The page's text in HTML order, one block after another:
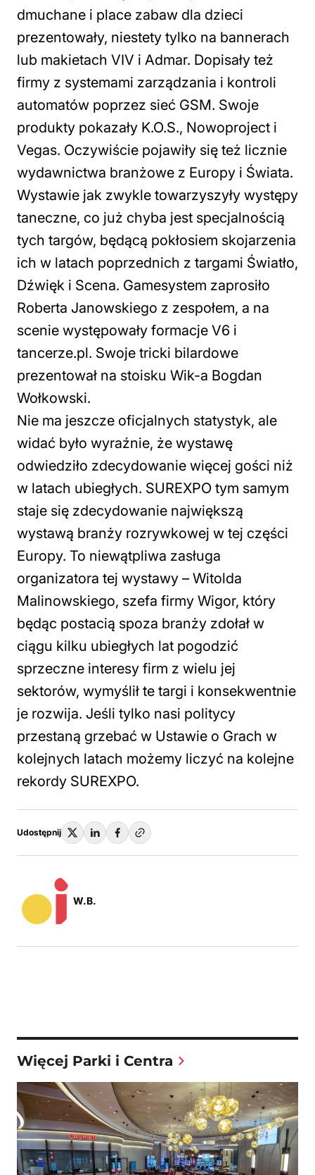
dmuchane i place zabaw dla dzieci
prezentowały, niestety tylko na bannerach
lub makietach VIV i Admar. Dopisały też
firmy z systemami zarządzania i kontroli
automatów poprzez sieć GSM. Swoje
produkty pokazały K.O.S., Nowoproject i
Vegas. Oczywiście pojawiły się też licznie
wydawnictwa branżowe z Europy i Świata.
Wystawie jak zwykle towarzyszyły występy
taneczne, co już chyba jest specjalnością
tych targów, będącą pokłosiem skojarzenia
ich w latach poprzednich z targami Światło,
Dźwięk i Scena. Gamesystem zaprosiło
Roberta Janowskiego z zespołem, a na
scenie występowały formacje V6 i
tancerze.pl. Swoje tricki bilardowe
prezentował na stoisku Wik-a Bogdan
Wołkowski.
Nie ma jeszcze oficjalnych statystyk, ale
widać było wyraźnie, że wystawę
odwiedziło zdecydowanie więcej gości niż
w latach ubiegłych. SUREXPO tym samym
staje się zdecydowanie największą
wystawą branży rozrywkowej w tej części
Europy. To niewątpliwa zasługa
organizatora tej wystawy – Witolda
Malinowskiego, szefa firmy Wigor, który
będąc postacią spoza branży zdołał w
ciągu kilku ubiegłych lat pogodzić
sprzeczne interesy firm z wielu jej
sektorów, wymyślił te targi i konsekwentnie
je rozwija. Jeśli tylko nasi politycy
przestaną grzebać w Ustawie o Grach w
kolejnych latach możemy liczyć na kolejne
rekordy SUREXPO.
Udostępnij
W.B.
Więcej Parki i Centra